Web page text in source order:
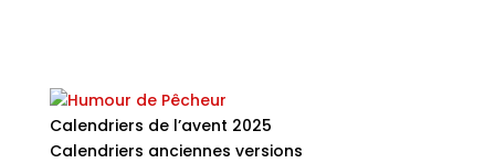
Calendriers de l’avent 2025
Calendriers anciennes versions